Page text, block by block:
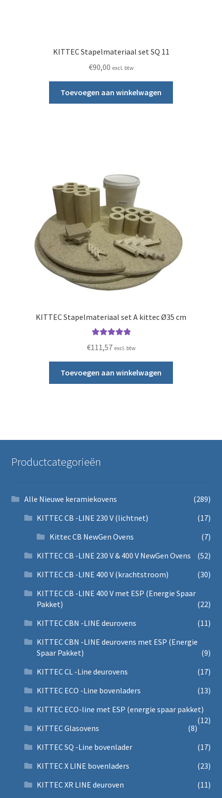
KITTEC Stapelmateriaal set SQ 11
€90,00 excl. btw
Toevoegen aan winkelwagen
KITTEC Stapelmateriaal set A kittec Ø35 cm
5.00
€111,57 excl. btw
Toevoegen aan winkelwagen
Productcategorieën
Alle Nieuwe keramiekovens
(289)
KITTEC CB -LINE 230 V (lichtnet)
(17)
Kittec CB NewGen Ovens
(7)
KITTEC CB -LINE 230 V & 400 V NewGen Ovens
(52)
KITTEC CB -LINE 400 V (krachtstroom)
(30)
KITTEC CB -LINE 400 V met ESP (Energie Spaar
Pakket)
(22)
KITTEC CBN -LINE deurovens
(11)
KITTEC CBN -LINE deurovens met ESP (Energie
Spaar Pakket)
(9)
KITTEC CL -Line deurovens
(17)
KITTEC ECO -Line bovenladers
(13)
KITTEC ECO-line met ESP (energie spaar pakket)
(12)
KITTEC Glasovens
(8)
KITTEC SQ -Line bovenlader
(17)
KITTEC X LINE bovenladers
(23)
KITTEC XR LINE deuroven
(11)